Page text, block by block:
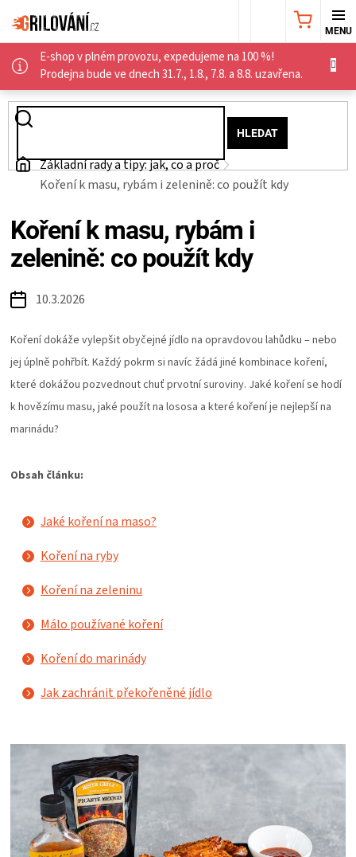
na
obsah
E-shop v plném provozu, expedujeme na 100 %!
Prodejna bude ve dnech 31.7., 1.8., 7.8. a 8.8. uzavřena.
HLEDAT
NÁKUPNÍ
AKČNÍ
NABÍDKA
WEBER
GRILY
PALIVO
KOŘENÍ
NÁDOBÍ
VAKUOVAČKY
LEDNICE
NA
ZRÁNÍ
VENKOVNÍ
Domů
Základní rady a tipy: jak, co a proč
Koření k masu, rybám i zelenině: co použít kdy
Koření k masu, rybám i
zelenině: co použít kdy
10.3.2026
Koření dokáže vylepšit obyčejné jídlo na opravdovou lahůdku – nebo
jej úplně pohřbít. Každý pokrm si navíc žádá jiné kombinace koření,
které dokážou pozvednout chuť prvotní suroviny. Jaké koření se hodí
k hovězímu masu, jaké použít na lososa a které koření je nejlepší na
marinádu?
Obsah článku:
Jaké koření na maso?
Koření na ryby
Koření na zeleninu
Málo používané koření
Koření do marinády
Jak zachránit překořeněné jídlo